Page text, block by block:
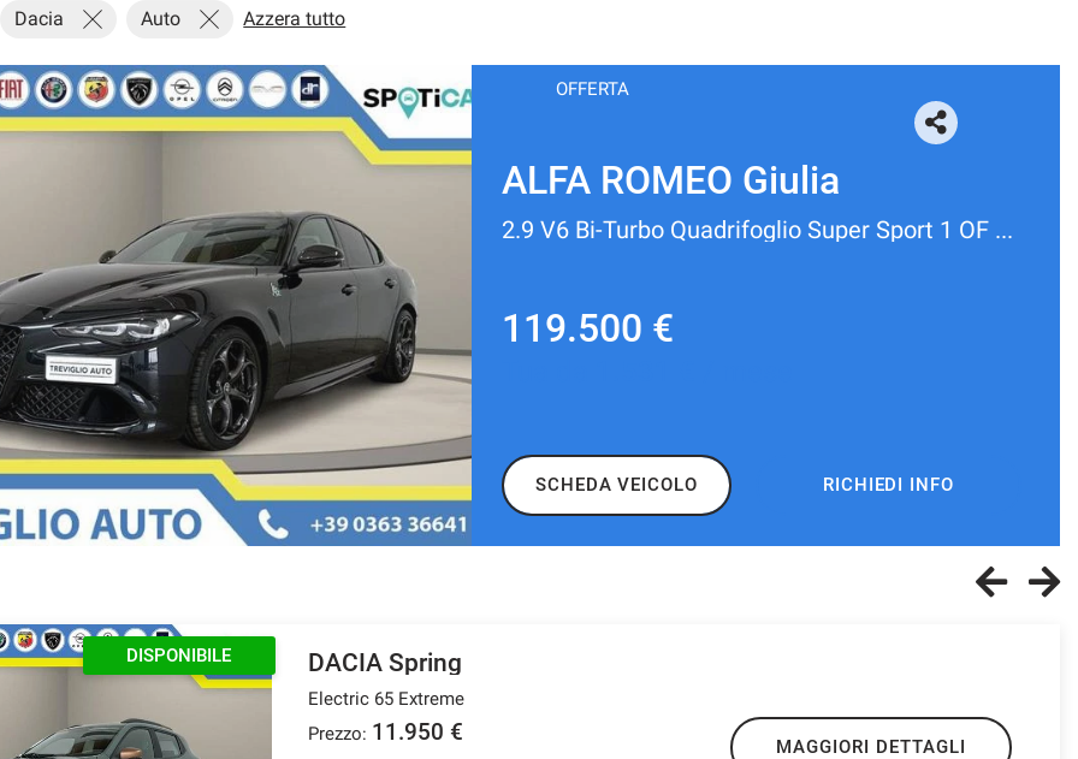
Dacia Auto Azzera tutto
OFFERTA
ALFA ROMEO Giulia
2.9 V6 Bi-Turbo Quadrifoglio Super Sport 1 OF 275
119.500 €
SCHEDA VEICOLO RICHIEDI INFO
DISPONIBILE DACIA Spring
Electric 65 Extreme
Prezzo: 11.950 €
MAGGIORI DETTAGLI